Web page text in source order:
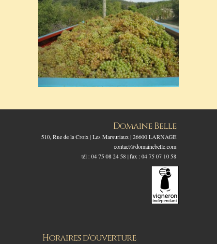
Domaine Belle
510, Rue de la Croix | Les Marsuriaux | 26600 LARNAGE
contact@domainebelle.com
tél : 04 75 08 24 58 | fax : 04 75 07 10 58
Horaires d'ouverture